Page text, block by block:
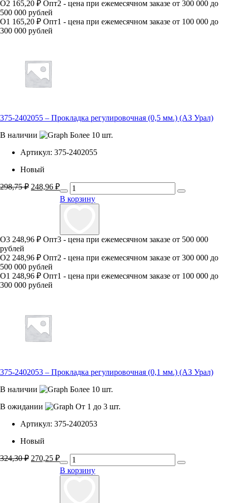
О2 165,20 ₽ Опт2 - цена при ежемесячном заказе от 300 000 до
500 000 рублей
О1 165,20 ₽ Опт1 - цена при ежемесячном заказе от 100 000 до
300 000 рублей
375-2402055 – Прокладка регулировочная (0,5 мм.) (АЗ Урал)
В наличии
Более 10 шт.
Артикул: 375-2402055
Новый
298,75₽ Первоначальная
составляла
248,96 ₽ Текущая
цена:
248,96 ₽.
В корзину
О3 248,96 ₽ Опт3 - цена при ежемесячном заказе от 500 000
рублей
О2 248,96 ₽ Опт2 - цена при ежемесячном заказе от 300 000 до
500 000 рублей
О1 248,96 ₽ Опт1 - цена при ежемесячном заказе от 100 000 до
300 000 рублей
375-2402053 – Прокладка регулировочная (0,1 мм.) (АЗ Урал)
В наличии
Более 10 шт.
В ожидании
От 1 до 3 шт.
Артикул: 375-2402053
Новый
324,30₽ Первоначальная
составляла
270,25 ₽ Текущая
цена:
270,25 ₽.
В корзину